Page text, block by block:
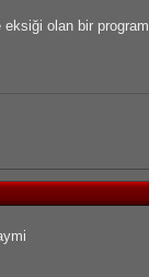
eksiği olan bir